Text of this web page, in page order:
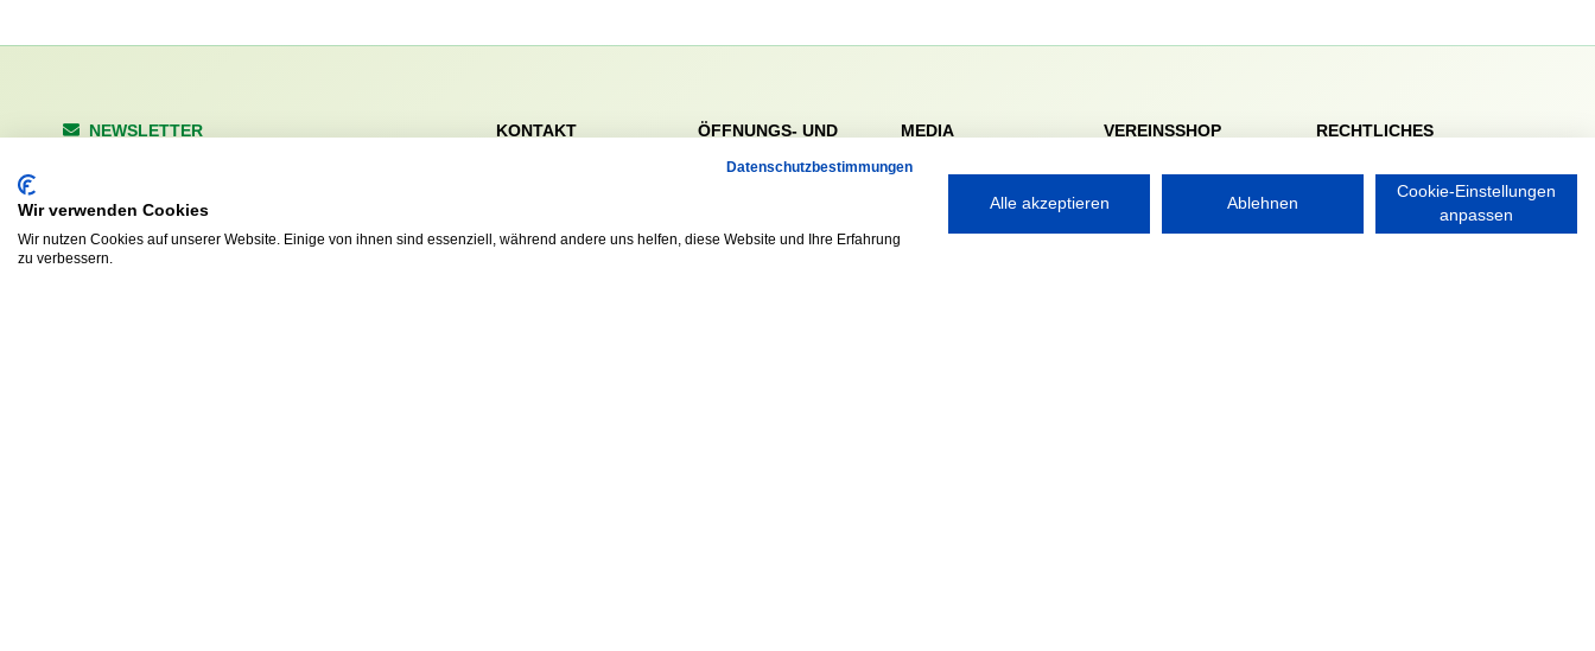
NEWSLETTER
KONTAKT
Tel. 040 / 64 50 62 - 0
ÖFFNUNGS- UND
Sa. & So. 9:00 – 19:00
MEDIA VEREINSSHOP
Nordsport.store
RECHTLICHES
Datenschutzerklärung
Datenschutzbestimmungen
Wir verwenden Cookies
Wir nutzen Cookies auf unserer Website. Einige von ihnen sind essenziell, während andere uns helfen, diese Website und Ihre Erfahrung
zu verbessern.
Alle akzeptieren Ablehnen
Cookie-Einstellungen
anpassen